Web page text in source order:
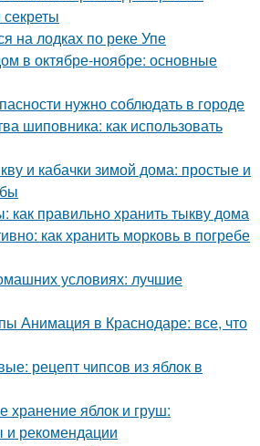
на лодках по реке Упе
в октябре-ноябре: основные
нужно соблюдать в городе
шиповника: как использовать
и кабачки зимой дома: простые и
как правильно хранить тыкву дома
как хранить морковь в погребе
условиях: лучшие
Анимация в Краснодаре: все, что
рецепт чипсов из яблок в
хранение яблок и груш:
и рекомендации